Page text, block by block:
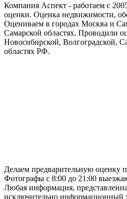
Компания Аспект - работаем с
оценки. Оценка недвижимости,
Оцениваем в городах Москва и
Самарской областях. Проводили
Новосибирской, Волгоградской,
областях РФ.
Делаем предварительную оценку
Фотографы с 8:00 до 21:00
Любая информация,
исключительно информационный